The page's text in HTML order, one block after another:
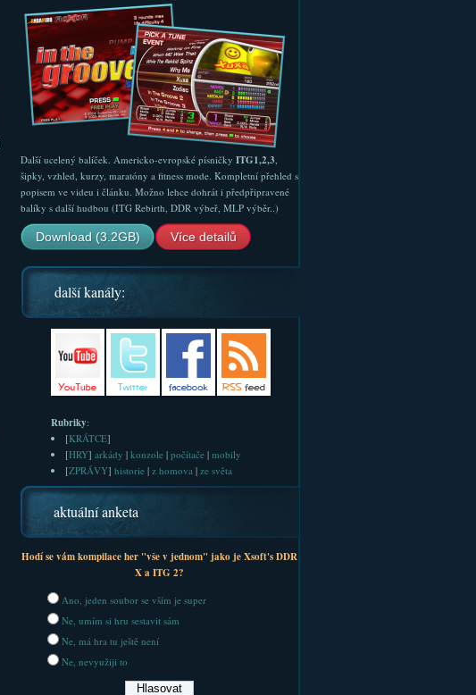
Další ucelený balíček. Americko-evropské písničky ITG1,2,3,
šipky, vzhled, kurzy, maratóny a fitness mode. Kompletní přehled s
popisem ve videu i článku. Možno lehce dohrát i předpřipravené
balíky s další hudbou (ITG Rebirth, DDR výbeř, MLP výběr..)
Download (3.2GB) Více detailů
další kanály:
Rubriky:
[KRÁTCE]
[HRY] arkády | konzole| počítače| mobily
[ZPRÁVY] historie| z homova| ze světa
aktuální anketa
Hodí se vám kompilace her "vše v jednom" jako je Xsoft's DDR
X a ITG 2?
Ano, jeden soubor se vším je super
Ne, umím si hru sestavit sám
Ne, má hra tu ještě není
Ne, nevyužiji to